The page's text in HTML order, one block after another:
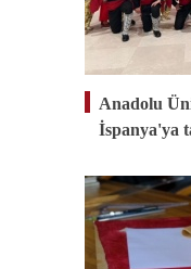
Anadolu
İspanya'ya